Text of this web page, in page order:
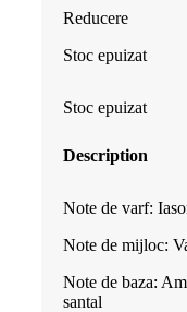
a
Reducere
Stoc epuizat
Stoc epuizat
Description
Note de varf:
Note de mijloc:
Note de baza:
santal